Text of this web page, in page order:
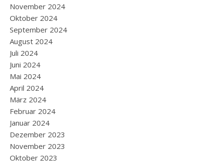
November 2024
Oktober 2024
September 2024
August 2024
Juli 2024
Juni 2024
Mai 2024
April 2024
März 2024
Februar 2024
Januar 2024
Dezember 2023
November 2023
Oktober 2023